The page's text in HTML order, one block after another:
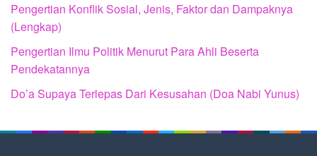
Pengertian Konflik Sosial, Jenis, Faktor dan Dampaknya
(Lengkap)
Pengertian Ilmu Politik Menurut Para Ahli Beserta
Pendekatannya
Do’a Supaya Terlepas Dari Kesusahan (Doa Nabi Yunus)